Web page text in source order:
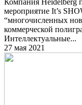
Компания Heidelberg
мероприятие It’s
“многочисленных
коммерческой
Интеллектуальные...
27 мая 2021